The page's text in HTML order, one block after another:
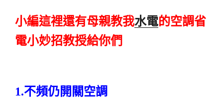
小編這裡還有母親教我水電的空調省
電小妙招教授給你們
1.不頻仍開關空調